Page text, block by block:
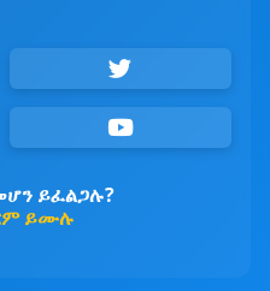
ይፈልጋሉ?
ይሙሉ